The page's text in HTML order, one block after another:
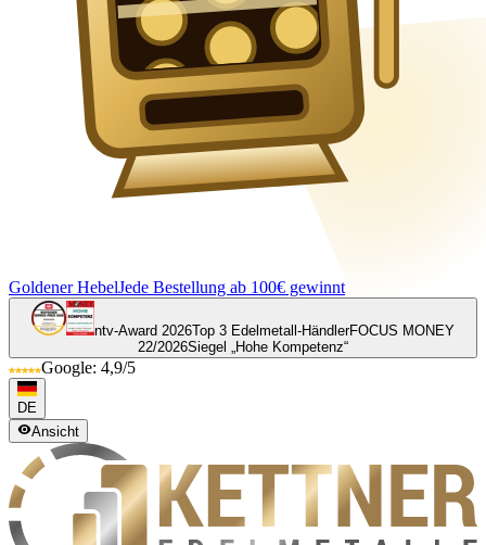
Goldener HebelJede Bestellung ab 100€ gewinnt
ntv-Award 2026Top 3 Edelmetall-HändlerFOCUS MONEY
22/2026Siegel „Hohe Kompetenz“
Google: 4,9/5
DE
Ansicht